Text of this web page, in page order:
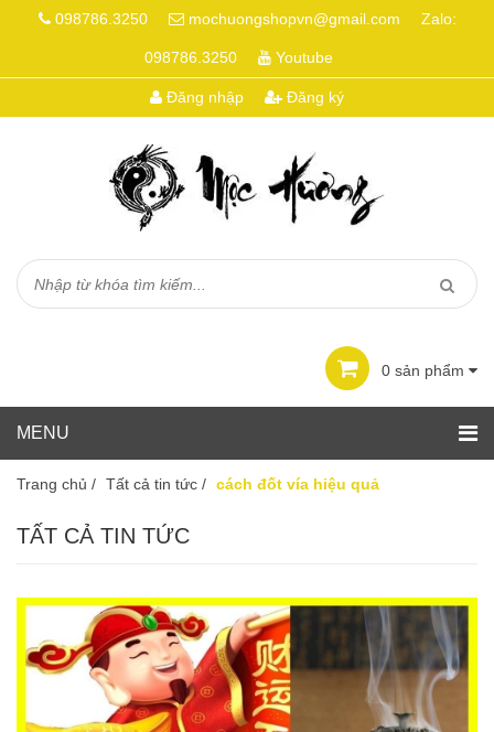
098786.3250 mochuongshopvn@gmail.com Zalo:
098786.3250 Youtube
Đăng nhập Đăng ký
0 sản phẩm
Trang chủ / Tất cả tin tức / cách đốt vía hiệu quả
TẤT CẢ TIN TỨC